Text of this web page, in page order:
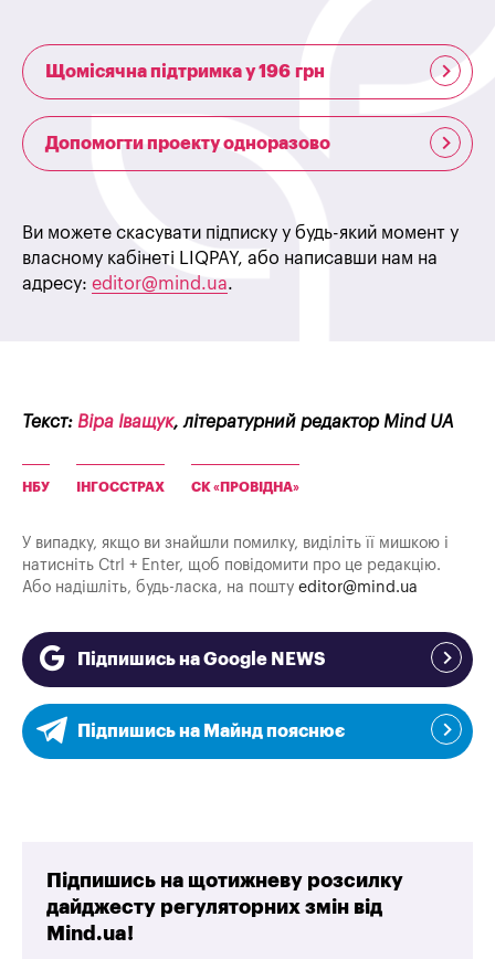
Щомісячна підтримка у 196 грн
Допомогти проекту одноразово
Ви можете скасувати підписку у будь-який момент у
власному кабінеті LIQPAY, або написавши нам на
адресу: editor@mind.ua.
Текст: Віра Іващук, літературний редактор Mind UA
НБУ ІНГОССТРАХ СК «ПРОВІДНА»
У випадку, якщо ви знайшли помилку, виділіть її мишкою і
натисніть Ctrl + Enter, щоб повідомити про це редакцію.
Або надішліть, будь-ласка, на пошту editor@mind.ua
Підпишись на Google NEWS
Підпишись на Майнд пояснює
Підпишись на щотижневу розсилку
дайджесту регуляторних змін від
Mind.ua!